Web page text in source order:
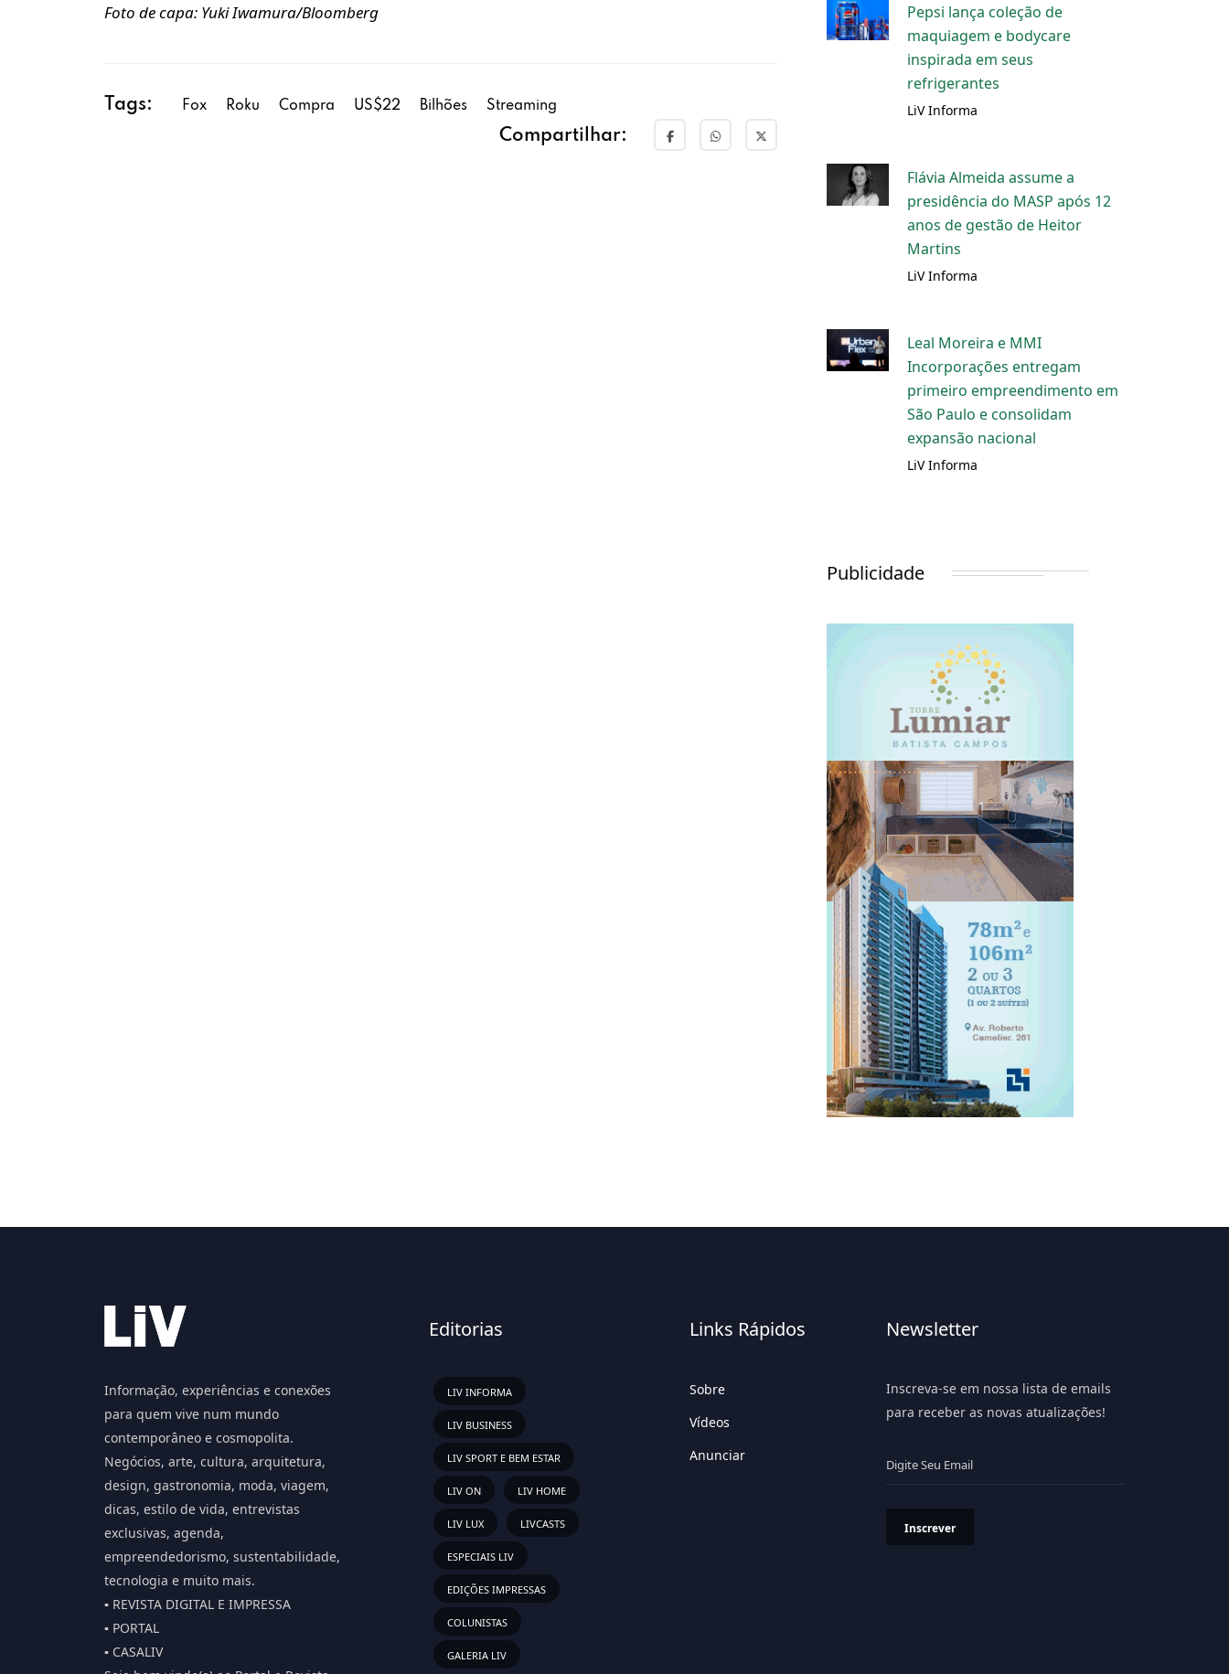
Foto de capa: Yuki Iwamura/Bloomberg
Tags: Fox Roku Compra US$22 Bilhões Streaming
Compartilhar:
Pepsi lança coleção de
maquiagem e bodycare
inspirada em seus
refrigerantes
LiV Informa
Flávia Almeida assume a
presidência do MASP após 12
anos de gestão de Heitor
Martins
LiV Informa
Leal Moreira e MMI
Incorporações entregam
primeiro empreendimento em
São Paulo e consolidam
expansão nacional
LiV Informa
Publicidade
Informação, experiências e conexões
para quem vive num mundo
contemporâneo e cosmopolita.
Negócios, arte, cultura, arquitetura,
design, gastronomia, moda, viagem,
dicas, estilo de vida, entrevistas
exclusivas, agenda,
empreendedorismo, sustentabilidade,
tecnologia e muito mais.
▪️ REVISTA DIGITAL E IMPRESSA
▪️ PORTAL
▪️ CASALIV
Editorias
LIV INFORMA
LIV BUSINESS
LIV SPORT E BEM ESTAR
LIV ON LIV HOME
LIV LUX LIVCASTS
ESPECIAIS LIV
EDIÇÕES IMPRESSAS
COLUNISTAS
GALERIA LIV
Links Rápidos
Sobre
Vídeos
Anunciar
Newsletter
Inscreva-se em nossa lista de emails
para receber as novas atualizações!
Inscrever